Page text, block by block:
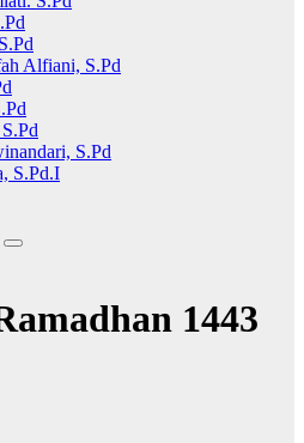
Alfiani, S.Pd
S.Pd
S.Pd.I
1443